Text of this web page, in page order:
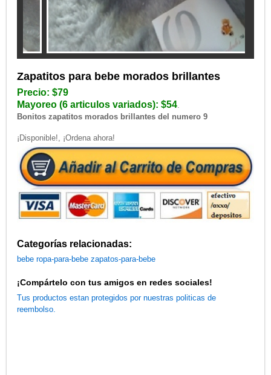
Zapatitos para bebe morados brillantes
Precio: $79
Mayoreo (6 articulos variados): $54
Bonitos zapatitos morados brillantes del numero 9
¡Disponible!, ¡Ordena ahora!
Categorías relacionadas:
beberopa-para-bebezapatos-para-bebe
¡Compártelo con tus amigos en redes sociales!
Tus productos estan protegidos por nuestras politicas de
reembolso.